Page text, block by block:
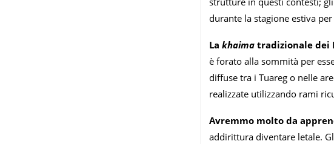
durante la stagione estiva
La khaima tradizionale dei
è forato alla sommità per
diffuse tra i Tuareg o nelle
realizzate utilizzando rami
Avremmo molto da
addirittura diventare letale.